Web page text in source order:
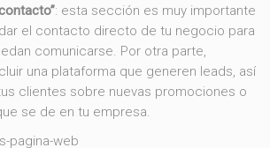
: esta sección es muy importante
el contacto directo de tu negocio para
comunicarse. Por otra parte,
una plataforma que generen leads, así
clientes sobre nuevas promociones o
se de en tu empresa.